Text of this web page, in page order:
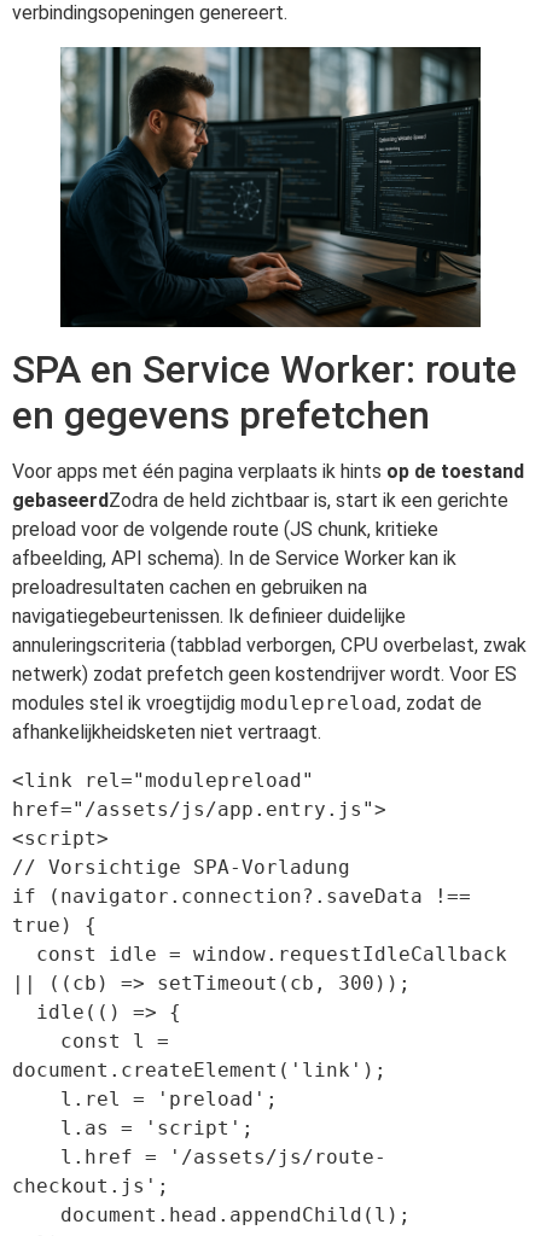
verbindingsopeningen genereert.
SPA en Service Worker: route
en gegevens prefetchen
Voor apps met één pagina verplaats ik hints op de toestand
gebaseerdZodra de held zichtbaar is, start ik een gerichte
preload voor de volgende route (JS chunk, kritieke
afbeelding, API schema). In de Service Worker kan ik
preloadresultaten cachen en gebruiken na
navigatiegebeurtenissen. Ik definieer duidelijke
annuleringscriteria (tabblad verborgen, CPU overbelast, zwak
netwerk) zodat prefetch geen kostendrijver wordt. Voor ES
modules stel ik vroegtijdig modulepreload, zodat de
afhankelijkheidsketen niet vertraagt.
<link rel="modulepreload"
href="/assets/js/app.entry.js">
<script>
// Vorsichtige SPA-Vorladung
if (navigator.connection?.saveData !==
true) {
|| ((cb) => setTimeout(cb, 300));
document.createElement('link');
checkout.js';